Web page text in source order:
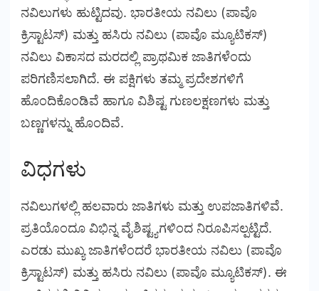
ನವಿಲುಗಳು ಹುಟ್ಟಿದವು. ಭಾರತೀಯ ನವಿಲು (ಪಾವೊ
ಕ್ರಿಸ್ಟಾಟಸ್) ಮತ್ತು ಹಸಿರು ನವಿಲು (ಪಾವೊ ಮ್ಯೂಟಿಕಸ್)
ನವಿಲು ವಿಕಾಸದ ಮರದಲ್ಲಿ ಪ್ರಾಥಮಿಕ ಜಾತಿಗಳೆಂದು
ಪರಿಗಣಿಸಲಾಗಿದೆ. ಈ ಪಕ್ಷಿಗಳು ತಮ್ಮ ಪ್ರದೇಶಗಳಿಗೆ
ಹೊಂದಿಕೊಂಡಿವೆ ಹಾಗೂ ವಿಶಿಷ್ಟ ಗುಣಲಕ್ಷಣಗಳು ಮತ್ತು
ಬಣ್ಣಗಳನ್ನು ಹೊಂದಿವೆ.
ವಿಧಗಳು
ನವಿಲುಗಳಲ್ಲಿ ಹಲವಾರು ಜಾತಿಗಳು ಮತ್ತು ಉಪಜಾತಿಗಳಿವೆ.
ಪ್ರತಿಯೊಂದೂ ವಿಭಿನ್ನ ವೈಶಿಷ್ಟ್ಯಗಳಿಂದ ನಿರೂಪಿಸಲ್ಪಟ್ಟಿದೆ.
ಎರಡು ಮುಖ್ಯ ಜಾತಿಗಳೆಂದರೆ ಭಾರತೀಯ ನವಿಲು (ಪಾವೊ
ಕ್ರಿಸ್ಟಾಟಸ್) ಮತ್ತು ಹಸಿರು ನವಿಲು (ಪಾವೊ ಮ್ಯೂಟಿಕಸ್). ಈ